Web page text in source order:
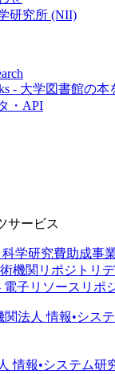
研究所 (NII)
- 大学図書館の本
・API
サービス
学研究費助成事
機関リポジトリ
電子リソースリポ
情報•システム研